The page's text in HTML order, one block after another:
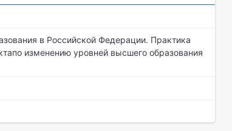
в Российской Федерации. Практика
изменению уровней высшего образования